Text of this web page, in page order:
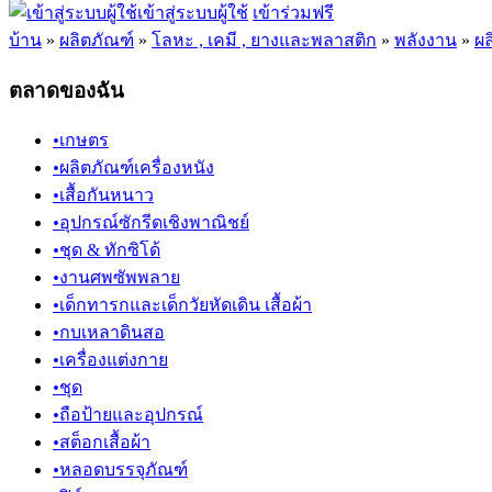
เข้าสู่ระบบผู้ใช้ เข้าร่วมฟรี
บ้าน » ผลิตภัณฑ์ » โลหะ , เคมี , ยางและพลาสติก » พลังงาน » ผ
ตลาดของฉัน
•เกษตร
•ผลิตภัณฑ์เครื่องหนัง
•เสื้อกันหนาว
•อุปกรณ์ซักรีดเชิงพาณิชย์
•ชุด & ทักซิโด้
•งานศพซัพพลาย
•เด็กทารกและเด็กวัยหัดเดิน เสื้อผ้า
•กบเหลาดินสอ
•เครื่องแต่งกาย
•ชุด
•ถือป้ายและอุปกรณ์
•สต็อกเสื้อผ้า
•หลอดบรรจุภัณฑ์